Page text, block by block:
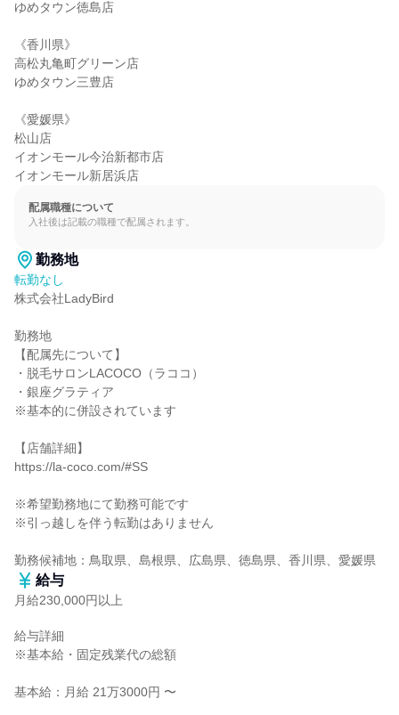
ゆめタウン徳島店
《香川県》
高松丸亀町グリーン店
ゆめタウン三豊店
《愛媛県》
松山店
イオンモール今治新都市店
イオンモール新居浜店
配属職種について
入社後は記載の職種で配属されます。
勤務地
転勤なし
株式会社LadyBird
勤務地
【配属先について】
・脱毛サロンLACOCO（ラココ）
・銀座グラティア
※基本的に併設されています
【店舗詳細】
https://la-coco.com/#SS
※希望勤務地にて勤務可能です
※引っ越しを伴う転勤はありません
勤務候補地：鳥取県、島根県、広島県、徳島県、香川県、愛媛県
給与
月給230,000円以上
給与詳細
※基本給・固定残業代の総額
基本給：月給 21万3000円 〜